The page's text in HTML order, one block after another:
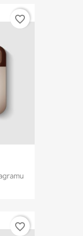
favorite_border
favorite_border